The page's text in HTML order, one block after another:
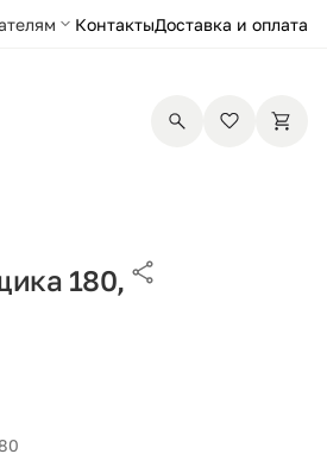
КонтактыДоставка и оплата
180,